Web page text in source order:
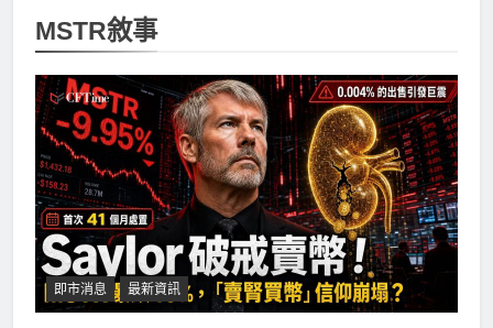
MSTR敘事
即市消息 最新資訊